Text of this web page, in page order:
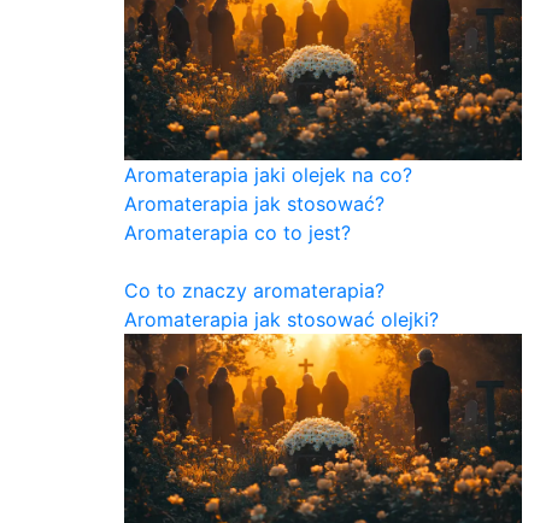
Aromaterapia jaki olejek na co?
Aromaterapia jak stosować?
Aromaterapia co to jest?
Co to znaczy aromaterapia?
Aromaterapia jak stosować olejki?